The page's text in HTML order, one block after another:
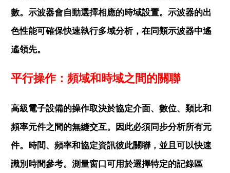
數。示波器會自動選擇相應的時域設置。示波器的出
色性能可確保快速執行多域分析，在同類示波器中遙
遙領先。
平行操作：頻域和時域之間的關聯
高級電子設備的操作取決於協定介面、數位、類比和
頻率元件之間的無縫交互。因此必須同步分析所有元
件。時間、頻率和協定資訊彼此關聯，並且可以快速
識別時間參考。測量窗口可用於選擇特定的記錄區